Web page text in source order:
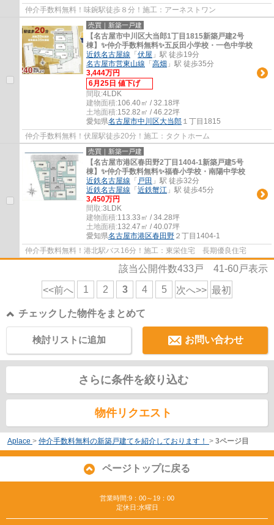
仲介手数料無料！味鋺駅徒歩８分！施工：アーネストワン
売買｜新築一戸建
【名古屋市中川区大当郎1丁目1815新築戸建2号
棟】✨️仲介手数料無料✨️五反田小学校・一色中学校
近鉄名古屋線 「 伏屋 」駅 徒歩19分
名古屋市営東山線 「 高畑 」駅 徒歩35分
3,444万円
6月25日 値下げ
間取:4LDK
建物面積:106.40㎡ / 32.18坪
土地面積:152.82㎡ / 46.22坪
愛知県名古屋市中川区大当郎 １丁目1815
仲介手数料無料！伏屋駅徒歩20分！施工：タクトホーム
売買｜新築一戸建
【名古屋市港区春田野2丁目1404-1新築戸建5号
棟】✨️仲介手数料無料✨️福春小学校・南陽中学校
近鉄名古屋線 「 戸田 」駅 徒歩32分
近鉄名古屋線 「 近鉄蟹江 」駅 徒歩45分
3,450万円
間取:3LDK
建物面積:113.33㎡ / 34.28坪
土地面積:132.47㎡ / 40.07坪
愛知県名古屋市港区春田野 ２丁目1404-1
仲介手数料無料！港北駅バス16分！施工：東栄住宅 長期優良住宅
該当公開件数433 戸 41-60戸表示
<<前へ 1 2 3 4 5 次へ>> 最初
チェックした物件をまとめて
お問い合わせ
検討リストに追加
さらに条件を絞り込む
物件リクエスト
Aplace > 仲介手数料無料の新築戸建てを紹介しております！ > 3ページ目
ページトップに戻る
営業時間:9：00～19：00
定休日:水曜日